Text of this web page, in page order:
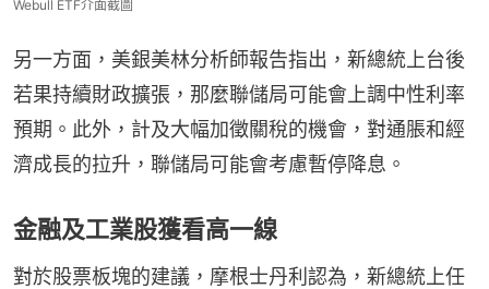
Webull ETF介面截圖
另一方面，美銀美林分析師報告指出，新總統上台後
若果持續財政擴張，那麼聯儲局可能會上調中性利率
預期。此外，計及大幅加徵關稅的機會，對通脹和經
濟成長的拉升，聯儲局可能會考慮暫停降息。
金融及工業股獲看高一線
對於股票板塊的建議，摩根士丹利認為，新總統上任